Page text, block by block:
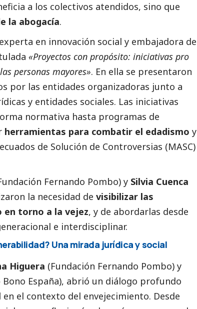
a los colectivos atendidos, sino que
la abogacía.
en innovación social y embajadora de
«Proyectos con propósito: iniciativas pro
personas mayores». En ella se presentaron
por las entidades organizadoras junto a
y entidades sociales. Las iniciativas
normativa hasta programas de
herramientas para combatir el edadismo y
de Solución de Controversias (MASC)
Fernando Pombo) y Silvia Cuenca
la necesidad de visibilizar las
torno a la vejez, y de abordarlas desde
e interdisciplinar.
Una mirada jurídica y social
Higuera (Fundación Fernando Pombo) y
Bono España), abrió un diálogo profundo
el contexto del envejecimiento. Desde